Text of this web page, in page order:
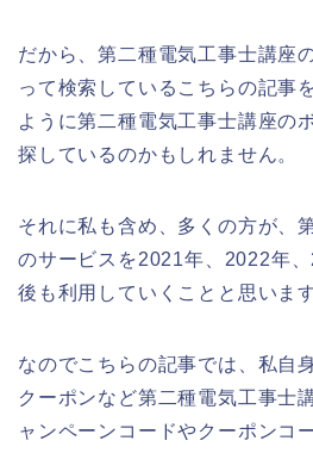
だから、第二種電気工事士講座
って検索しているこちらの記事
ように第二種電気工事士講座の
探しているのかもしれません。
それに私も含め、多くの方が、
のサービスを2021年、2022年
後も利用していくことと思います
なのでこちらの記事では、私自
クーポンなど第二種電気工事士
ャンペーンコードやクーポンコ